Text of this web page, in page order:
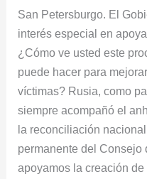
San Petersburgo. El
interés especial en
¿Cómo ve usted este
puede hacer para
víctimas? Rusia, como
siempre acompañó el
la reconciliación
permanente del Consejo
apoyamos la creación